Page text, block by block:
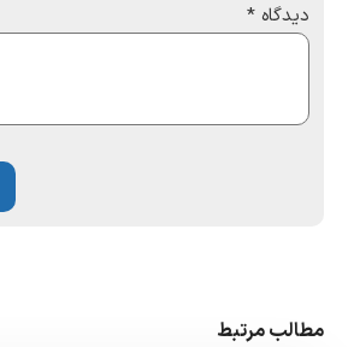
دیدگاه *
مطالب مرتبط